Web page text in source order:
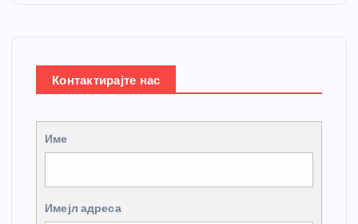
Контактирајте нас
Име
Имејл адреса